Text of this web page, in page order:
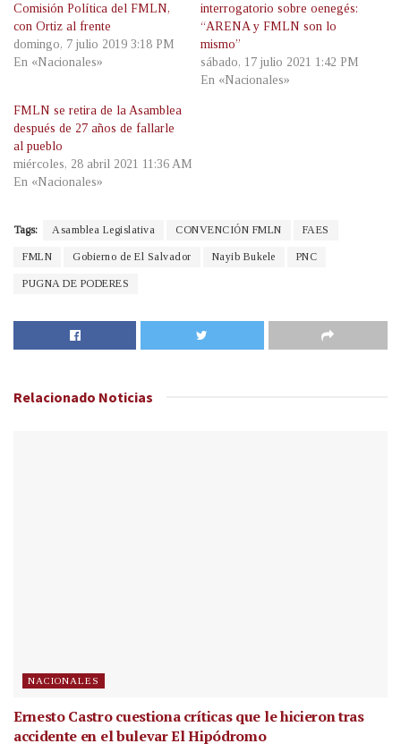
Comisión Política del FMLN,
con Ortiz al frente
domingo, 7 julio 2019 3:18 PM
En «Nacionales»
interrogatorio sobre oenegés:
“ARENA y FMLN son lo
mismo”
sábado, 17 julio 2021 1:42 PM
En «Nacionales»
FMLN se retira de la Asamblea
después de 27 años de fallarle
al pueblo
miércoles, 28 abril 2021 11:36 AM
En «Nacionales»
Tags: Asamblea Legislativa CONVENCIÓN FMLN FAES
FMLN Gobierno de El Salvador Nayib Bukele PNC
PUGNA DE PODERES
Relacionado Noticias
NACIONALES
Ernesto Castro cuestiona críticas que le hicieron tras
accidente en el bulevar El Hipódromo